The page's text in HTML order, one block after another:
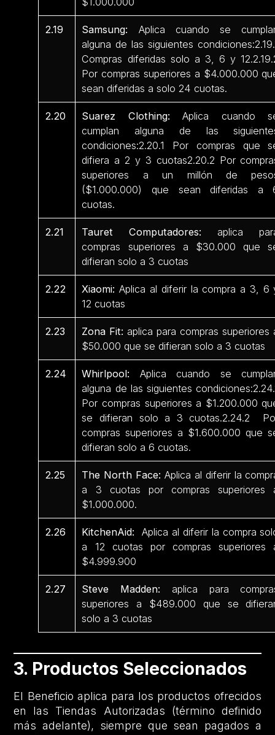
2.19 Samsung: Aplica cuando se
alguna de las siguientes
Compras diferidas solo a 3, 6 y
Por compras superiores a $4.000.000
sean diferidas a solo 24 cuotas.
2.20 Suarez Clothing: Aplica cuando
cumplan alguna de las
condiciones:2.20.1 Por compras que
difiera a 2 y 3 cuotas2.20.2 Por
superiores a un millón de
($1.000.000) que sean diferidas a
cuotas.
2.21 Tauret Computadores: aplica
compras superiores a $30.000 que
difieran solo a 3 cuotas
2.22 Xiaomi: Aplica al diferir la compra a 3, 6
12 cuotas
2.23 Zona Fit: aplica para compras superiores
$50.000 que se difieran solo a 3 cuotas
2.24 Whirlpool: Aplica cuando se
alguna de las siguientes
Por compras superiores a $1.200.000
se difieran solo a 3 cuotas.2.24.2
compras superiores a $1.600.000 que
difieran solo a 6 cuotas.
2.25 The North Face: Aplica al diferir la
a 3 cuotas por compras superiores
$1.000.000.
2.26 KitchenAid:Aplica al diferir la compra
a 12 cuotas por compras superiores
$4.999.900
2.27 Steve Madden: aplica para
superiores a $489.000 que se
solo a 3 cuotas
3. Productos Seleccionados
El Beneficio aplica para los productos ofrecidos
en las Tiendas Autorizadas (término definido
más adelante), siempre que sean pagados a